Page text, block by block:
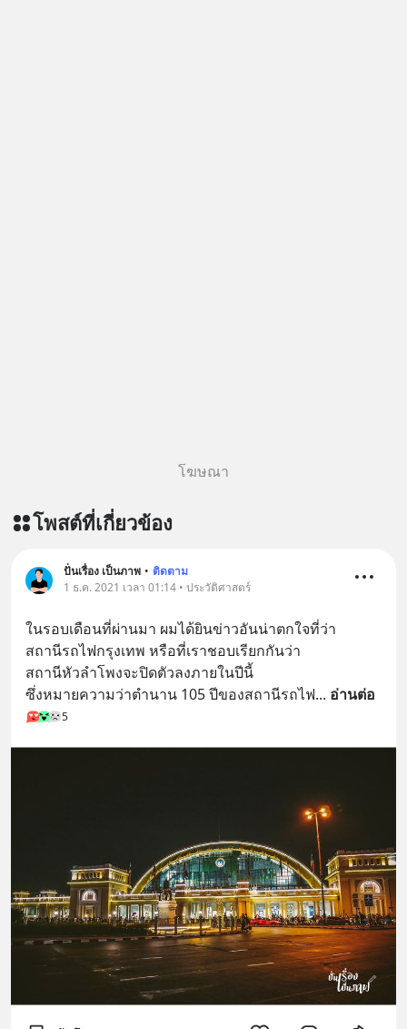
โฆษณา
โพสต์ที่เกี่ยวข้อง
ปั่นเรื่อง เป็นภาพ • ติดตาม
1 ธ.ค. 2021 เวลา 01:14 • ประวัติศาสตร์
ในรอบเดือนที่ผ่านมา ผมได้ยินข่าวอันน่าตกใจที่ว่า
สถานีรถไฟกรุงเทพ หรือที่เราชอบเรียกกันว่า
สถานีหัวลำโพงจะปิดตัวลงภายในปีนี้
ซึ่งหมายความว่าตำนาน 105 ปีของสถานีรถไฟ... อ่านต่อ
5